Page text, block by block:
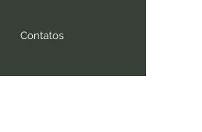
Contatos